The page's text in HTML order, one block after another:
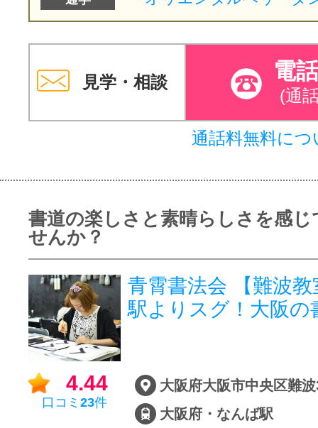
見学・相談 電
(通
通話料無料につ
書道の楽しさと素晴らしさを感じ
せんか？
青霄書法会 【難波
駅よりスグ！大阪
4.44
口コミ 23件
大阪府・なんば駅